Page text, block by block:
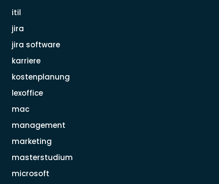
itil
jira
jira software
karriere
kostenplanung
lexoffice
mac
management
marketing
masterstudium
microsoft